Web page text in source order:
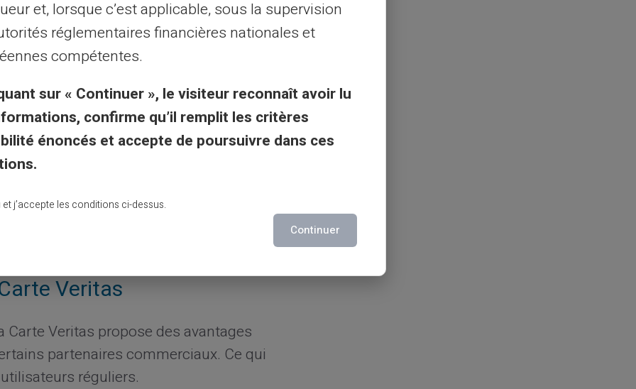
vacances à l'autre bout du monde.
votre hôtel, manger dans des
craindre les fluctuations monétaires.
d'urgence financière loin de chez soi.
transaction
Veritas est sécurisée, protégée
Les normes de sécurité de
Veritas
Veritas propose des avantages
partenaires commerciaux. Ce qui
réguliers.
et, lorsque c’est applicable, sous la supervision
réglementaires financières nationales et
compétentes.
sur « Continuer », le visiteur reconnaît avoir lu
confirme qu’il remplit les critères
énoncés et accepte de poursuivre dans ces
et j’accepte les conditions ci-dessus.
Continuer